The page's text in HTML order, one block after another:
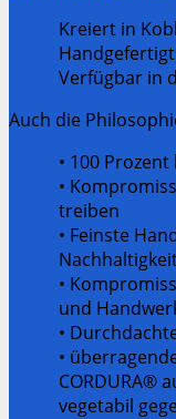
Kreiert in
Verfügbar in
Auch die
• 100
•
treiben
• Feinste
•
und
•
•
CORDURA®
vegetabil